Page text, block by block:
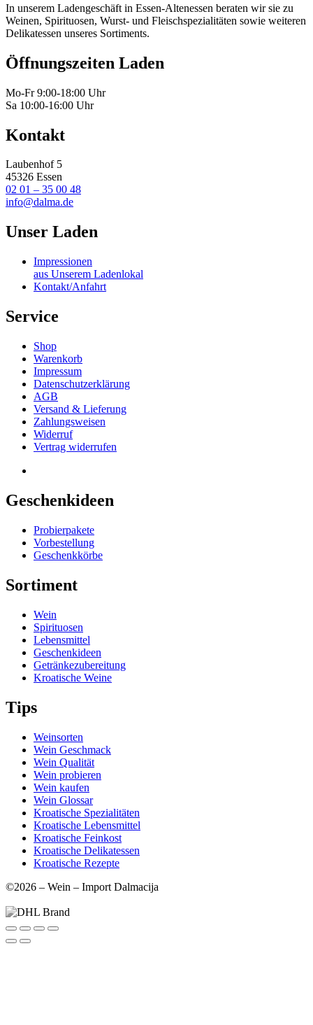
In unserem Ladengeschäft in Essen-Altenessen beraten wir sie zu
Weinen, Spirituosen, Wurst- und Fleischspezialitäten sowie weiteren
Delikatessen unseres Sortiments.
Öffnungszeiten Laden
Mo-Fr 9:00-18:00 Uhr
Sa 10:00-16:00 Uhr
Kontakt
Laubenhof 5
45326 Essen
02 01 – 35 00 48
info@dalma.de
Unser Laden
Impressionen
aus Unserem Ladenlokal
Kontakt/Anfahrt
Service
Shop
Warenkorb
Impressum
Datenschutzerklärung
AGB
Versand & Lieferung
Zahlungsweisen
Widerruf
Vertrag widerrufen
Geschenkideen
Probierpakete
Vorbestellung
Geschenkkörbe
Sortiment
Wein
Spirituosen
Lebensmittel
Geschenkideen
Getränkezubereitung
Kroatische Weine
Tips
Weinsorten
Wein Geschmack
Wein Qualität
Wein probieren
Wein kaufen
Wein Glossar
Kroatische Spezialitäten
Kroatische Lebensmittel
Kroatische Feinkost
Kroatische Delikatessen
Kroatische Rezepte
©2026 – Wein – Import Dalmacija